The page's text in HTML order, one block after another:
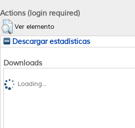
Actions (login required)
Ver elemento
Descargar estadísticas
Downloads
Loading...